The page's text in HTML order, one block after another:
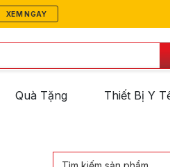
XEM NGAY
Quà Tặng
Thiết Bị Y
Search